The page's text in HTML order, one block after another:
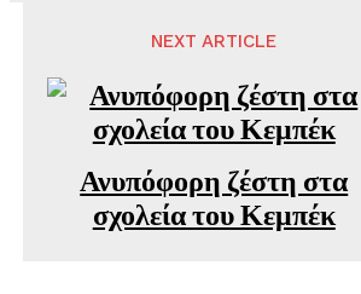
NEXT ARTICLE
Ανυπόφορη ζέστη στα
σχολεία του Κεμπέκ